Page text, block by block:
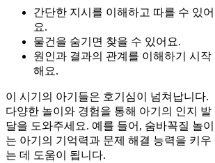
간단한 지시를 이해하고 따를 수 있어
요.
물건을 숨기면 찾을 수 있어요.
원인과 결과의 관계를 이해하기 시작
해요.
이 시기의 아기들은 호기심이 넘쳐납니다.
다양한 놀이와 경험을 통해 아기의 인지 발
달을 도와주세요. 예를 들어, 숨바꼭질 놀이
는 아기의 기억력과 문제 해결 능력을 키우
는 데 도움이 됩니다.